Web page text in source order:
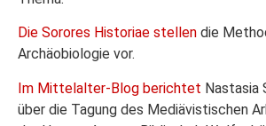
Die Sorores Historiae stellen die
Archäobiologie vor.
Im Mittelalter-Blog berichtet Nastasia
über die Tagung des Mediävistischen